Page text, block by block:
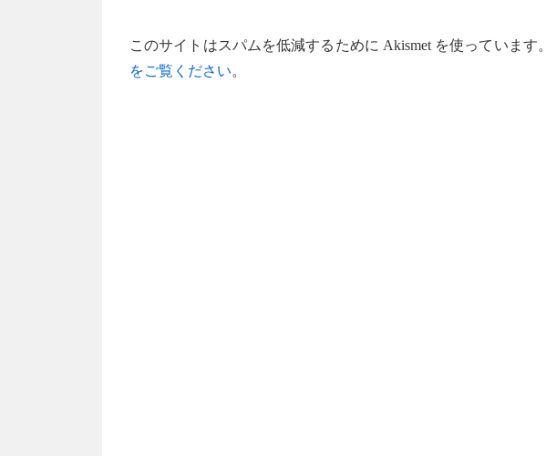
このサイトはスパムを低減するために Akismet を使っています。
をご覧ください。